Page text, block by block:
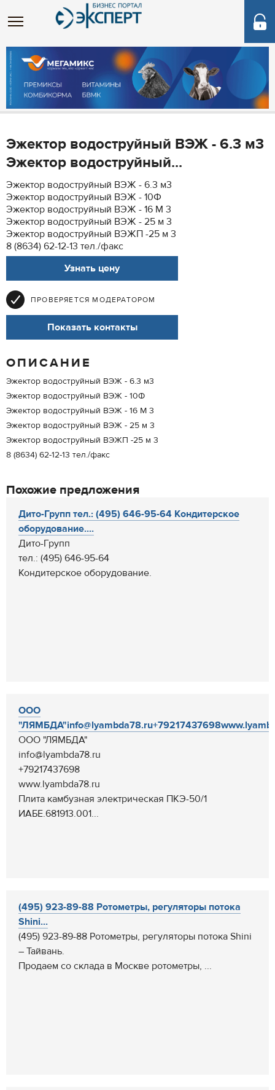
Эжектор водоструйный ВЭЖ - 6.3 м3
Эжектор водоструйный...
Эжектор водоструйный ВЭЖ - 6.3 м3
Эжектор водоструйный ВЭЖ - 10Ф
Эжектор водоструйный ВЭЖ - 16 М 3
Эжектор водоструйный ВЭЖ - 25 м 3
Эжектор водоструйный ВЭЖП -25 м 3
8 (8634) 62-12-13 тел./факс
Узнать цену
ПРОВЕРЯЕТСЯ МОДЕРАТОРОМ
Показать контакты
ОПИСАНИЕ
Эжектор водоструйный ВЭЖ - 6.3 м3
Эжектор водоструйный ВЭЖ - 10Ф
Эжектор водоструйный ВЭЖ - 16 М 3
Эжектор водоструйный ВЭЖ - 25 м 3
Эжектор водоструйный ВЭЖП -25 м 3
8 (8634) 62-12-13 тел./факс
Похожие предложения
Дито-Групп тел.: (495) 646-95-64 Кондитерское
оборудование....
Дито-Групп
тел.: (495) 646-95-64
Кондитерское оборудование.
ООО
ООО "ЛЯМБДА"
info@lyambda78.ru
+79217437698
www.lyambda78.ru
Плита камбузная электрическая ПКЭ-50/1
ИАБЕ.681913.001...
(495) 923-89-88 Ротометры, регуляторы потока
Shini...
(495) 923-89-88 Ротометры, регуляторы потока Shini
– Тайвань.
Продаем со склада в Москве ротометры, ...